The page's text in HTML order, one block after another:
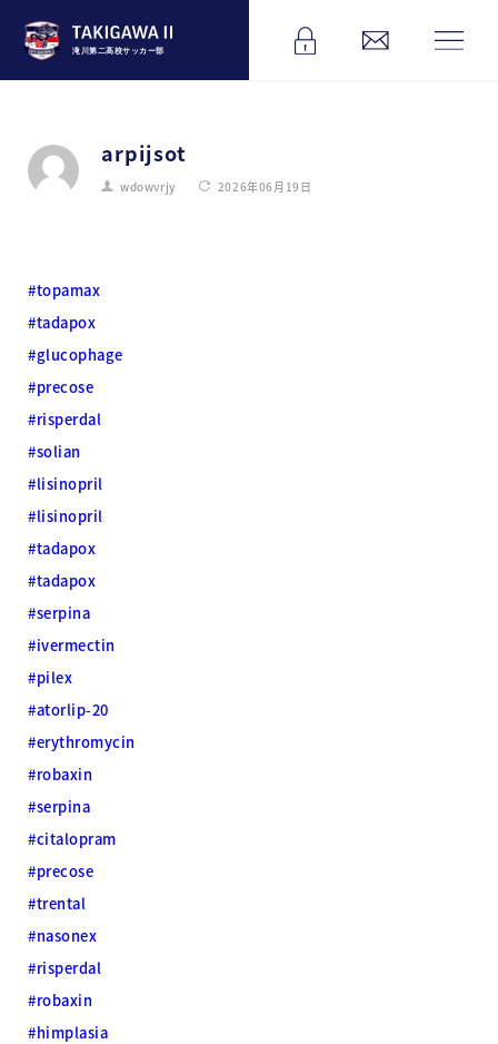
滝川第二高校サッカー部
arpijsot
wdowvrjy 2026年06月19日
#topamax
#tadapox
#glucophage
#precose
#risperdal
#solian
#lisinopril
#lisinopril
#tadapox
#tadapox
#serpina
#ivermectin
#pilex
#atorlip-20
#erythromycin
#robaxin
#serpina
#citalopram
#precose
#trental
#nasonex
#risperdal
#robaxin
#himplasia